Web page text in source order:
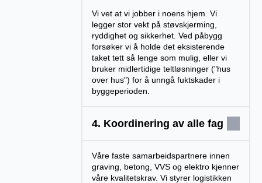
Vi vet at vi jobber i noens hjem. Vi
legger stor vekt på støvskjerming,
ryddighet og sikkerhet. Ved påbygg
forsøker vi å holde det eksisterende
taket tett så lenge som mulig, eller vi
bruker midlertidige teltløsninger ("hus
over hus") for å unngå fuktskader i
byggeperioden.
4. Koordinering av alle fag
Våre faste samarbeidspartnere innen
graving, betong, VVS og elektro kjenner
våre kvalitetskrav. Vi styrer logistikken